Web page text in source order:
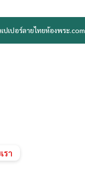
ปเปอร์ลายไทยห้องพระ.com
รา